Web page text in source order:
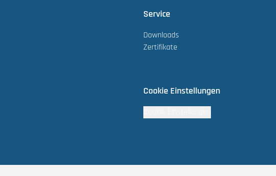
Service
Downloads
Zertifikate
Cookie Einstellungen